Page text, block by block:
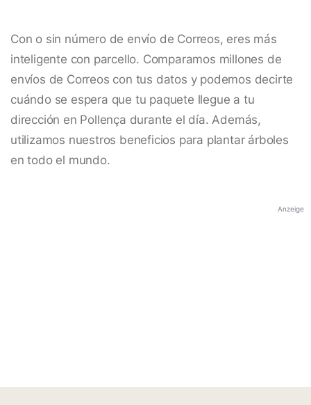
Con o sin número de envío de Correos, eres más
inteligente con parcello. Comparamos millones de
envíos de Correos con tus datos y podemos decirte
cuándo se espera que tu paquete llegue a tu
dirección en Pollença durante el día. Además,
utilizamos nuestros beneficios para plantar árboles
en todo el mundo.
Anzeige